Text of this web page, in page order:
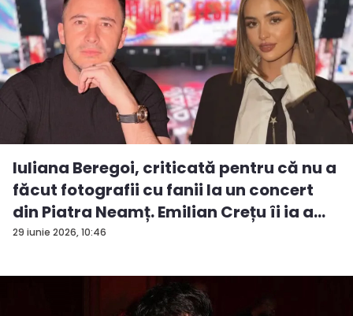
29 iunie 2026, 10:46
Iuliana Beregoi, criticată pentru că nu a
făcut fotografii cu fanii la un concert
din Piatra Neamț. Emilian Crețu îi ia a...